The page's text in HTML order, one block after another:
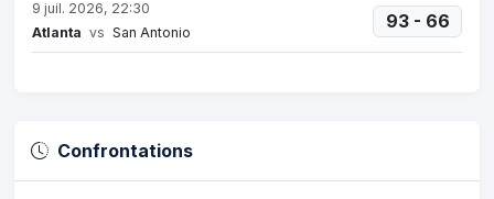
9 juil. 2026, 22:30
Atlanta vs San Antonio
93 - 66
Confrontations